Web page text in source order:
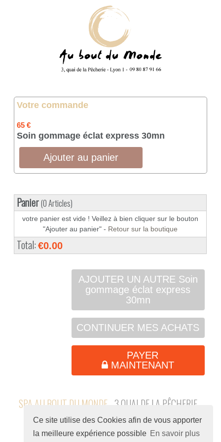
Ce site utilise des Cookies afin de vous apporter
la meilleure expérience possible En savoir plus
Votre commande
65 €
Soin gommage éclat express 30mn
Panier(0 Articles)
Total:€0.00
votre panier est vide ! Veillez à bien cliquer sur le bouton
"Ajouter au panier" - Retour sur la boutique
AJOUTER UN AUTRE Soin
gommage éclat express
30mn
CONTINUER MES ACHATS
PAYER
MAINTENANT
SPA AU BOUT DU MONDE - 3 QUAI DE LA PÊCHERIE -
69001 LYON - 09 80 87 91 66
Tous droits réservés © spa au bout du monde